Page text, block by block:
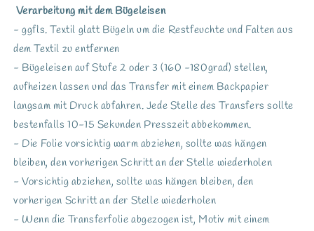
Verarbeitung mit dem Bügeleisen
- ggfls. Textil glatt Bügeln um die Restfeuchte und Falten aus
dem Textil zu entfernen
- Bügeleisen auf Stufe 2 oder 3 (160 -180grad) stellen,
aufheizen lassen und das Transfer mit einem Backpapier
langsam mit Druck abfahren. Jede Stelle des Transfers sollte
bestenfalls 10-15 Sekunden Presszeit abbekommen.
- Die Folie vorsichtig warm abziehen, sollte was hängen
bleiben, den vorherigen Schritt an der Stelle wiederholen
- Vorsichtig abziehen, sollte was hängen bleiben, den
vorherigen Schritt an der Stelle wiederholen
- Wenn die Transferfolie abgezogen ist, Motiv mit einem